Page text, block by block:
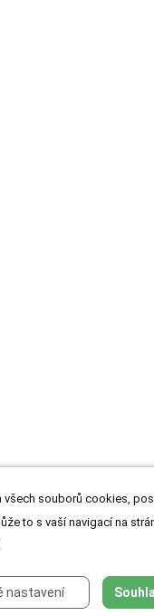
všech souborů cookies,
to s vaší navigací na
nastavení